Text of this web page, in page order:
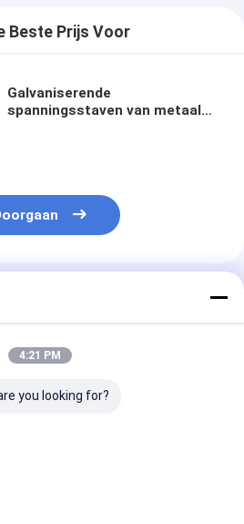
Beste Prijs Voor
Galvaniserende
spanningsstaven van metaal
4:21 PM
you looking for?